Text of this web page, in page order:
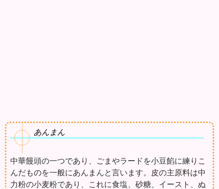
あんまん
中華饅頭の一つであり、ごまやラードを小豆餡に練りこ
んだものを一般にあんまんと言います。皮の主原料は中
力粉の小麦粉であり、これに食塩、砂糖、イースト、ぬ